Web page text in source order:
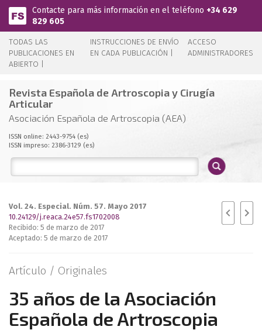
Pasar al contenido principal
Contacte para más información en el teléfono +34 629
829 605
TODAS LAS
PUBLICACIONES EN
ABIERTO |
INSTRUCCIONES DE ENVÍO
EN CADA PUBLICACIÓN |
ACCESO
ADMINISTRADORES
Revista Española de Artroscopia y Cirugía
Articular
Asociación Española de Artroscopia (AEA)
ISSN online: 2443-9754 (es)
ISSN impreso: 2386-3129 (es)
Vol. 24. Especial. Núm. 57. Mayo 2017
10.24129/j.reaca.24e57.fs1702008
Recibido: 5 de marzo de 2017
Aceptado: 5 de marzo de 2017
Artículo / Originales
35 años de la Asociación
Española de Artroscopia